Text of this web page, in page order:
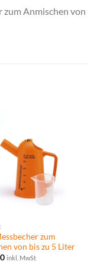
Anmischen von
zum
von bis zu 5 Liter
inkl. MwSt